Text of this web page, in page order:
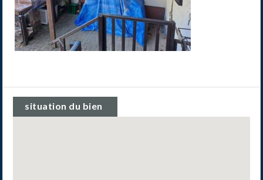
situation du bien